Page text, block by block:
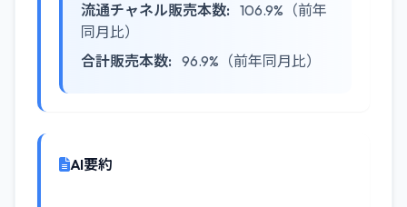
流通チャネル販売本数: 106.9%（前年
同月比）
合計販売本数: 96.9%（前年同月比）
AI要約